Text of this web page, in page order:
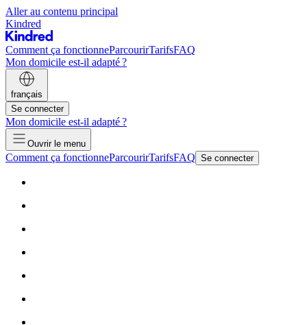
Aller au contenu principal
Kindred
Comment ça fonctionneParcourirTarifsFAQ
Mon domicile est-il adapté ?
français
Se connecter
Mon domicile est-il adapté ?
Ouvrir le menu
Comment ça fonctionneParcourirTarifsFAQ Se connecter